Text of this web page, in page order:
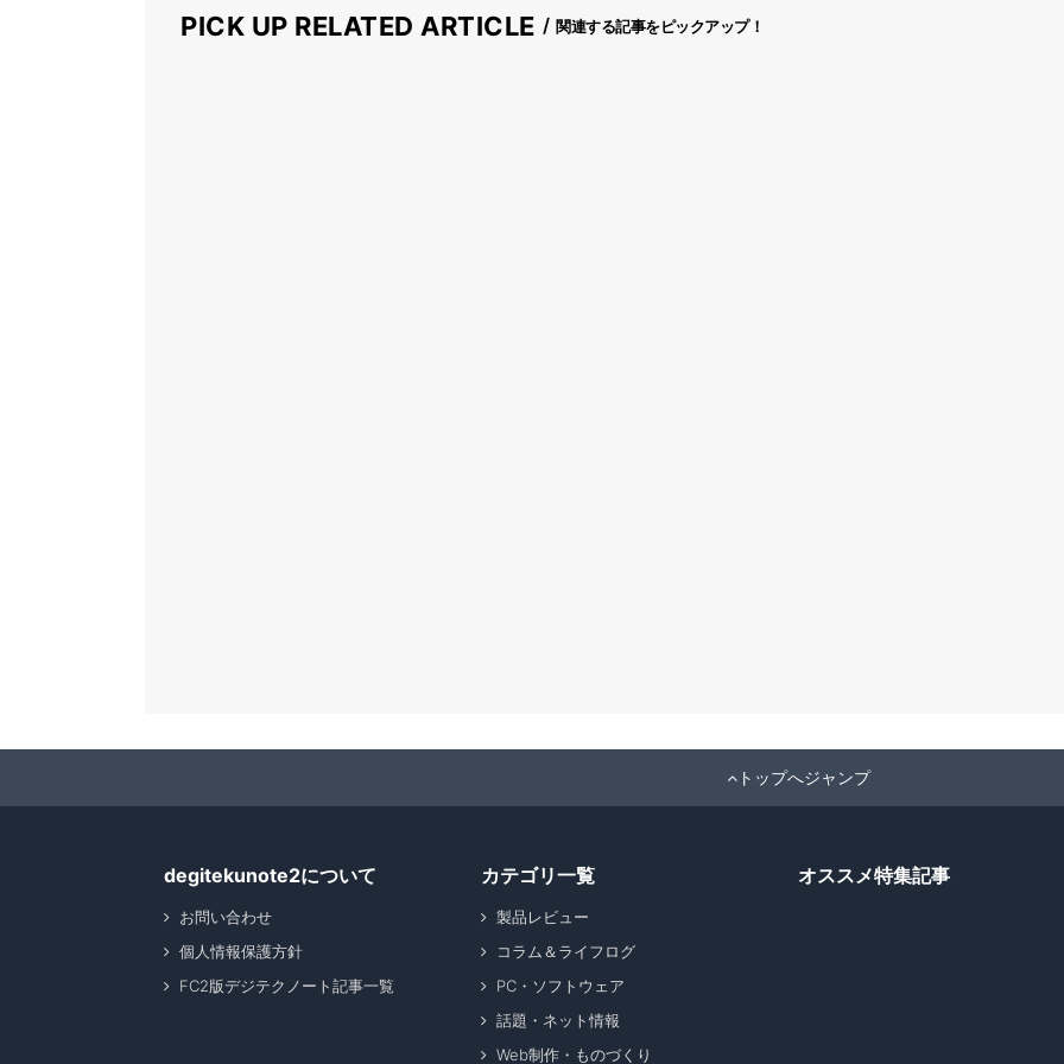
PICK UP RELATED ARTICLE 関連する記事をピックアップ！
トップへジャンプ
degitekunote2について
お問い合わせ
個人情報保護方針
FC2版デジテクノート記事一覧
カテゴリ一覧
製品レビュー
コラム＆ライフログ
PC・ソフトウェア
話題・ネット情報
Web制作・ものづくり
オススメ特集記事